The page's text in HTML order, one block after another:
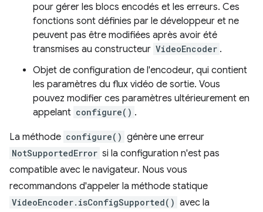
pour gérer les blocs encodés et les erreurs. Ces
fonctions sont définies par le développeur et ne
peuvent pas être modifiées après avoir été
transmises au constructeur VideoEncoder .
Objet de configuration de l'encodeur, qui contient
les paramètres du flux vidéo de sortie. Vous
pouvez modifier ces paramètres ultérieurement en
appelant configure() .
La méthode configure() génère une erreur
NotSupportedError si la configuration n'est pas
compatible avec le navigateur. Nous vous
recommandons d'appeler la méthode statique
VideoEncoder.isConfigSupported() avec la